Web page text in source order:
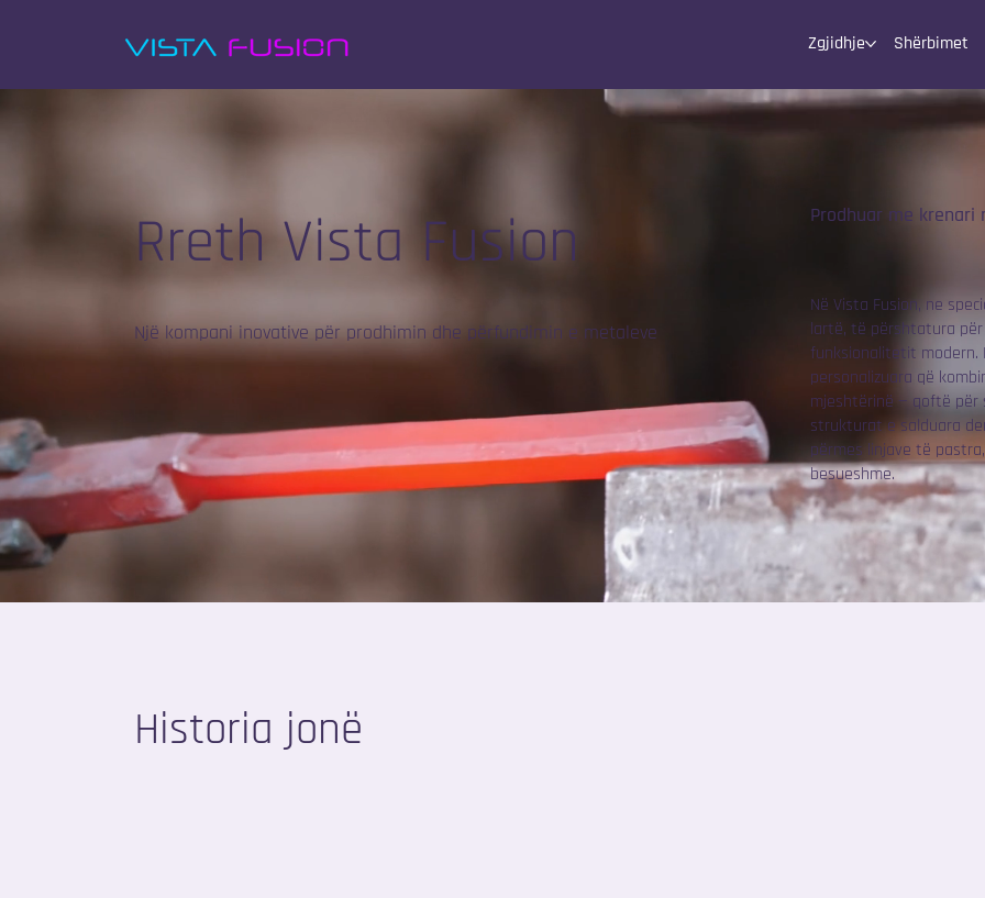
Zgjidhje Shërbimet
Rreth Vista Fusion
Një kompani inovative për prodhimin dhe përfundimin e metaleve
Prodhuar me krenari
Në Vista Fusion, ne
lartë, të përshtatura
funksionalitetit modern.
personalizuara që
mjeshtërinë — qoftë për
strukturat e salduara
përmes linjave të
besueshme.
Historia jonë